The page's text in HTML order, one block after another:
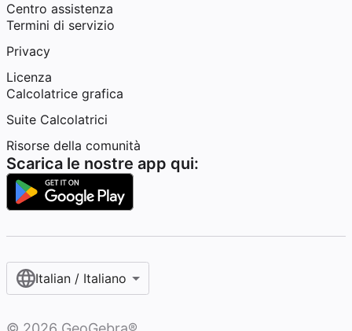
Centro assistenza
Termini di servizio
Privacy
Licenza
Calcolatrice grafica
Suite Calcolatrici
Risorse della comunità
Scarica le nostre app qui:
Italian / Italiano‎